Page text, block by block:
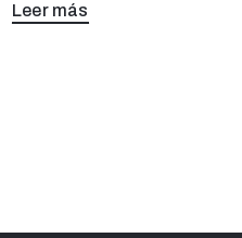
Leer más